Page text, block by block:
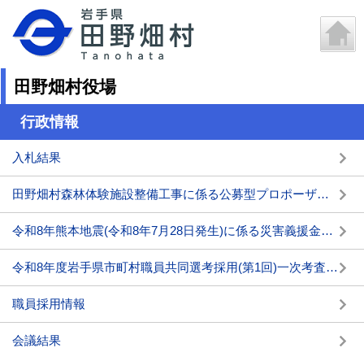
田野畑村役場
行政情報
入札結果
田野畑村森林体験施設整備工事に係る公募型プロポーザルの実施について
令和8年熊本地震(令和8年7月28日発生)に係る災害義援金箱の設置について
令和8年度岩手県市町村職員共同選考採用(第1回)一次考査の結果について
職員採用情報
会議結果